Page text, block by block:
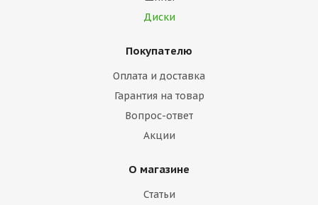
Диски
Покупателю
Оплата и доставка
Гарантия на товар
Вопрос-ответ
Акции
О магазине
Статьи